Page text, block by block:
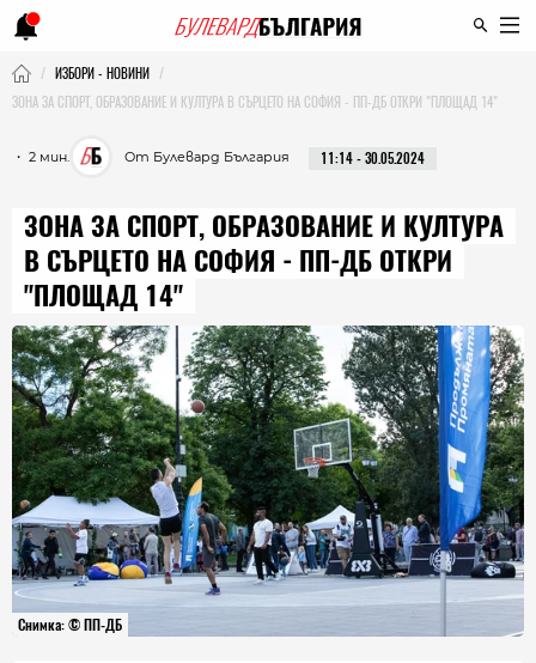
ИЗБОРИ - НОВИНИ
ЗОНА ЗА СПОРТ, ОБРАЗОВАНИЕ И КУЛТУРА В СЪРЦЕТО НА СОФИЯ - ПП-ДБ ОТКРИ "ПЛОЩАД 14"
・ 2 мин. От Булевард България 11:14 - 30.05.2024
ЗОНА ЗА СПОРТ, ОБРАЗОВАНИЕ И КУЛТУРА
В СЪРЦЕТО НА СОФИЯ - ПП-ДБ ОТКРИ
"ПЛОЩАД 14"
Снимка: © ПП-ДБ